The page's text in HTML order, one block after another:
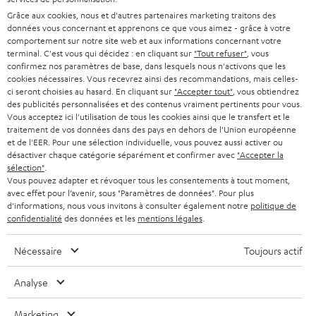
u
n
n
u
v
e
o
g
Divertissement
Boutique FR
Boutique BE
Contact
Newsletter
Savoir-vivre
Paramètres de confidentialité
Politique de confidentialité
Mentions légales
Deutsch
English
Français
Nederlands
Italiano
Grâce aux cookies, nous et d'autres partenaires marketing traitons des
données vous concernant et apprenons ce que vous aimez - grâce à votre
comportement sur notre site web et aux informations concernant votre
terminal. C'est vous qui décidez : en cliquant sur "Tout refuser" , vous
confirmez nos paramètres de base, dans lesquels nous n'activons que les
cookies nécessaires. Vous recevrez ainsi des recommandations, mais celles-
ci seront choisies au hasard. En cliquant sur "Accepter tout" , vous obtiendrez
des publicités personnalisées et des contenus vraiment pertinents pour vous.
Vous acceptez ici l'utilisation de tous les cookies ainsi que le transfert et le
traitement de vos données dans des pays en dehors de l'Union européenne
et de l'EER. Pour une sélection individuelle, vous pouvez aussi activer ou
désactiver chaque catégorie séparément et confirmer avec "Accepter la
sélection"
Vous pouvez adapter et révoquer tous les consentements à tout moment,
avec effet pour l’avenir, sous "Paramètres de données". Pour plus
d'informations, nous vous invitons à consulter également notre politique de
confidentialité des données et les mentions légales
Nécessaire Toujours actif
Analyse